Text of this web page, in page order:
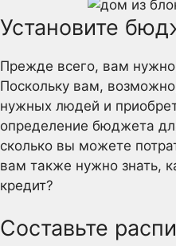
Установите
Прежде всего, вам нужно
Поскольку вам,
нужных людей и
определение бюджета
сколько вы можете
вам также нужно знать,
кредит?
Составьте